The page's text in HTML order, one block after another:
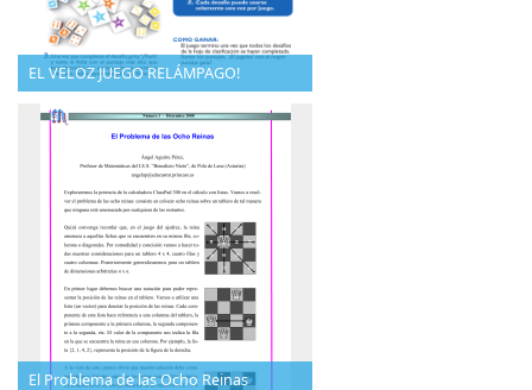
EL VELOZ JUEGO RELÁMPAGO!
El Problema de las Ocho Reinas